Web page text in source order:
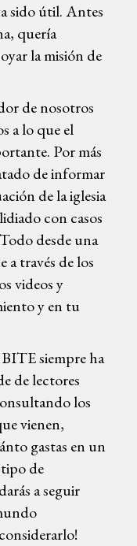
sido útil. Antes
quería
la misión de
de nosotros
a lo que el
Por más
de informar
de la iglesia
con casos
desde una
a través de los
videos y
y en tu
siempre ha
de lectores
los
vienen,
gastas en un
de
a seguir